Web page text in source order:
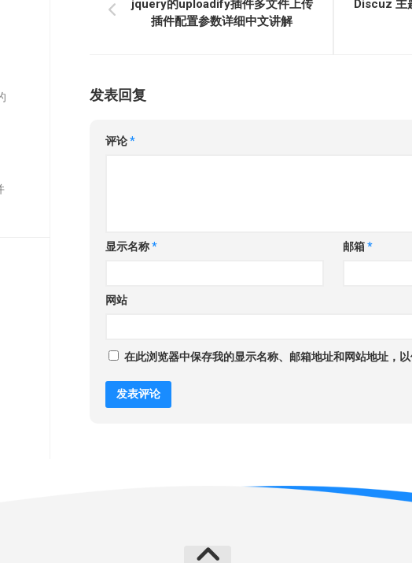
Discuz 主
jquery的uploadify插件多文件上传
插件配置参数详细中文讲解
发表回复
评论*
显示名称* 邮箱*
网站
在此浏览器中保存我的显示名称、邮箱地址和网站地址，以